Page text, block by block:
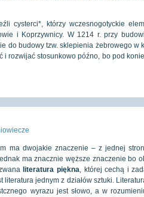
cysterci*, którzy wczesnogotyckie
i Koprzywnicy. W 1214 r. przy
do budowy tzw. sklepienia żebrowego
i rozwijać stosunkowo późno, bo pod
ma dwojakie znaczenie – z jednej
ma znacznie węższe znaczenie bo
literatura piękna, której cechą i
literatura jednym z działów sztuki.
wyrazu jest słowo, a w